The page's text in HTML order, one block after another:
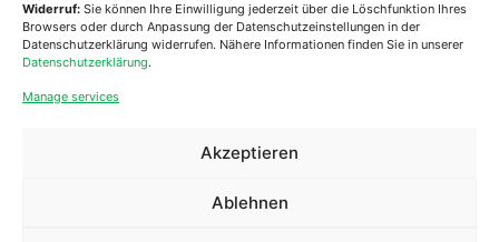
Widerruf: Sie können Ihre Einwilligung jederzeit über die Löschfunktion Ihres
Browsers oder durch Anpassung der Datenschutzeinstellungen in der
Datenschutzerklärung widerrufen. Nähere Informationen finden Sie in unserer
Datenschutzerklärung.
Manage services
Akzeptieren
Ablehnen
Telefon:+43 (0)650 81 25 751
Email:office@lebenshilfe-stmk.at